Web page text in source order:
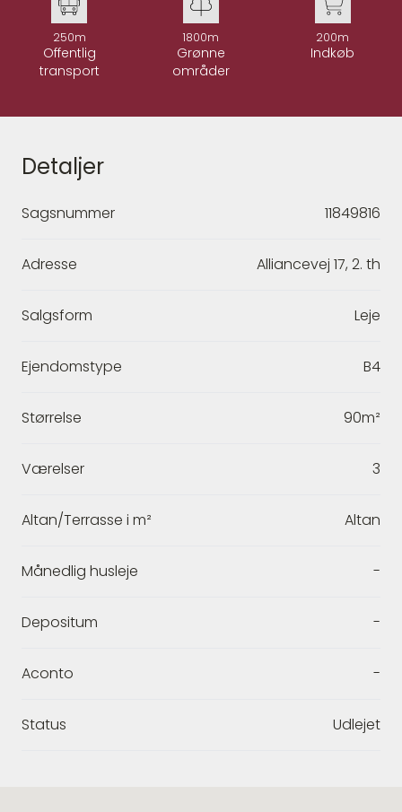
250m
Offentlig
transport
1800m
Grønne
områder
200m
Indkøb
Detaljer
Sagsnummer 11849816
Adresse Alliancevej 17, 2. th
Salgsform Leje
Ejendomstype B4
Størrelse 90m²
Værelser 3
Altan/Terrasse i m² Altan
Månedlig husleje -
Depositum -
Aconto -
Status Udlejet